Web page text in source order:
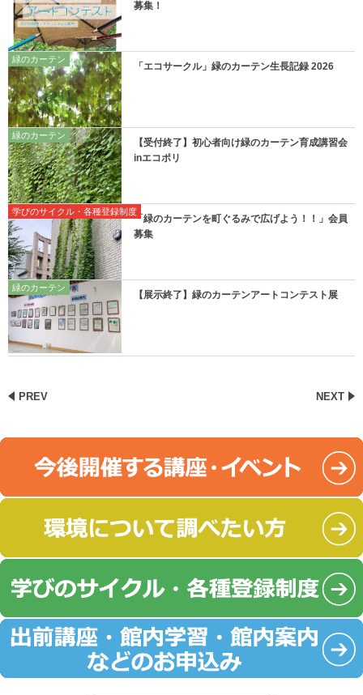
募集！
緑のカーテン
「エコサークル」緑のカーテン生長記録 2026
緑のカーテン
【受付終了】初心者向け緑のカーテン育成講習会
inエコポリ
学びのサイクル・各種登録制度
「緑のカーテンを町ぐるみで広げよう！！」会員
募集
緑のカーテン
【展示終了】緑のカーテンアートコンテスト展
PREV NEXT